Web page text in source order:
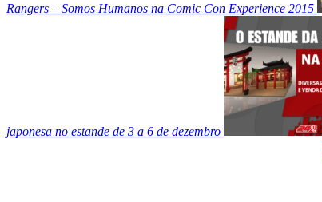
Rangers – Somos Humanos na Comic Con Experience 2015
japonesa no estande de 3 a 6 de dezembro